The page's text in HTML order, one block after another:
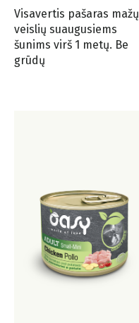
Visavertis pašaras mažų
veislių suaugusiems
šunims virš 1 metų. Be
grūdų